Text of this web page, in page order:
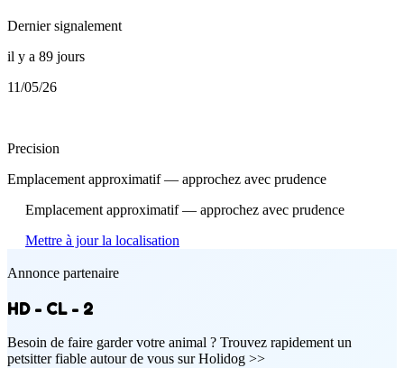
Dernier signalement
il y a 89 jours
11/05/26
Precision
Emplacement approximatif — approchez avec prudence
Emplacement approximatif — approchez avec prudence
Mettre à jour la localisation
Annonce partenaire
HD - CL - 2
Besoin de faire garder votre animal ? Trouvez rapidement un
petsitter fiable autour de vous sur Holidog >>